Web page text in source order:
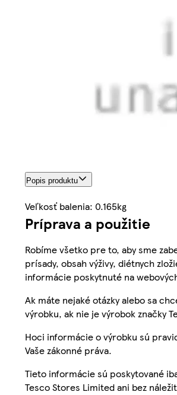
Popis produktu
Veľkosť balenia: 0.165kg
Príprava a použitie
Robíme všetko pre to, aby sme
prísady, obsah výživy, diétnych
informácie poskytnuté na
Ak máte nejaké otázky alebo sa
výrobku, ak nie je výrobok značky
Hoci informácie o výrobku sú
Vaše zákonné práva.
Tieto informácie sú poskytované
Tesco Stores Limited ani bez